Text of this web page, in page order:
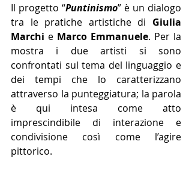
Il progetto “Puntinismo” è un dialogo
tra le pratiche artistiche di Giulia
Marchi e Marco Emmanuele. Per la
mostra i due artisti si sono
confrontati sul tema del linguaggio e
dei tempi che lo caratterizzano
attraverso la punteggiatura; la parola
è qui intesa come atto
imprescindibile di interazione e
condivisione così come l’agire
pittorico.